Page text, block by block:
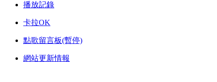
播放記錄
卡拉OK
點歌留言板(暫停)
網站更新情報